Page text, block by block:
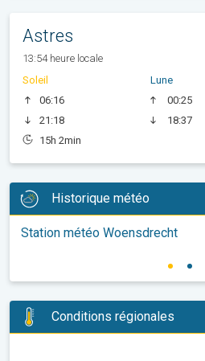
Astres
13:54 heure locale
Soleil
06:16
21:18
15h 2min
Lune
00:25
18:37
Historique météo
Station météo Woensdrecht
Conditions régionales